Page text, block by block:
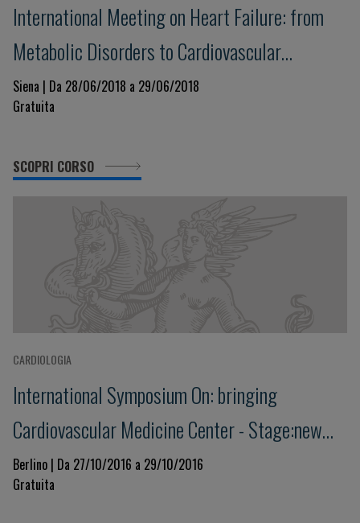
International Meeting on Heart Failure: from
Metabolic Disorders to Cardiovascular
Dysfunction
Siena | Da 28/06/2018 a 29/06/2018
Gratuita
SCOPRI CORSO
CARDIOLOGIA
International Symposium On: bringing
Cardiovascular Medicine Center - Stage:new
Trends Today And Tomorrow
Berlino | Da 27/10/2016 a 29/10/2016
Gratuita